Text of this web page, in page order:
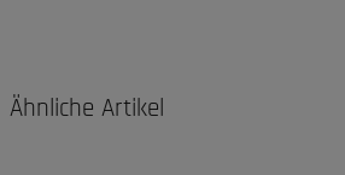
Ähnliche Artikel